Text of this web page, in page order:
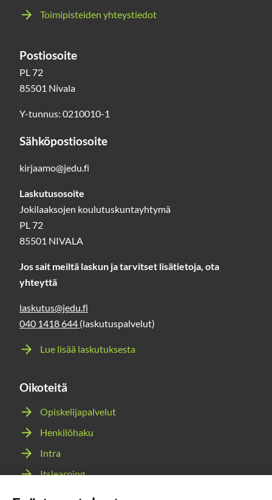
Toimipisteiden yhteystiedot
Postiosoite
PL 72
85501 Nivala
Y-tunnus: 0210010-1
Sähköpostiosoite
kirjaamo@jedu.fi
Laskutusosoite
Jokilaaksojen koulutuskuntayhtymä
PL 72
85501 NIVALA
Jos sait meiltä laskun ja tarvitset lisätietoja, ota
yhteyttä
laskutus@jedu.fi
040 1418 644 (laskutuspalvelut)
Lue lisää laskutuksesta
Oikoteitä
Opiskelijapalvelut
Henkilöhaku
Intra
Itslearning